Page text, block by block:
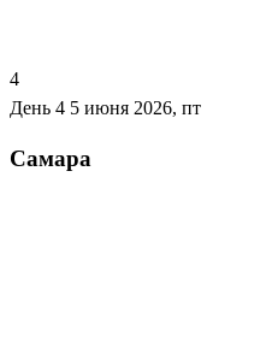
4
День 4 5 июня 2026, пт
Самара